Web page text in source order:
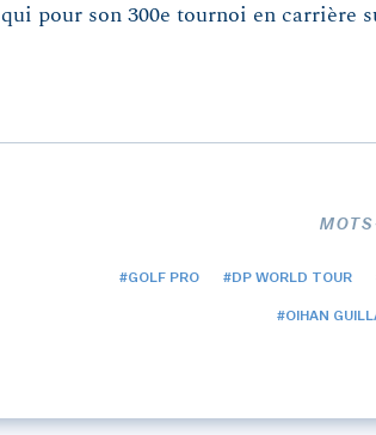
qui pour son 300e tournoi en carrière
#GOLF PRO #DP WORLD TOUR
#OIHAN